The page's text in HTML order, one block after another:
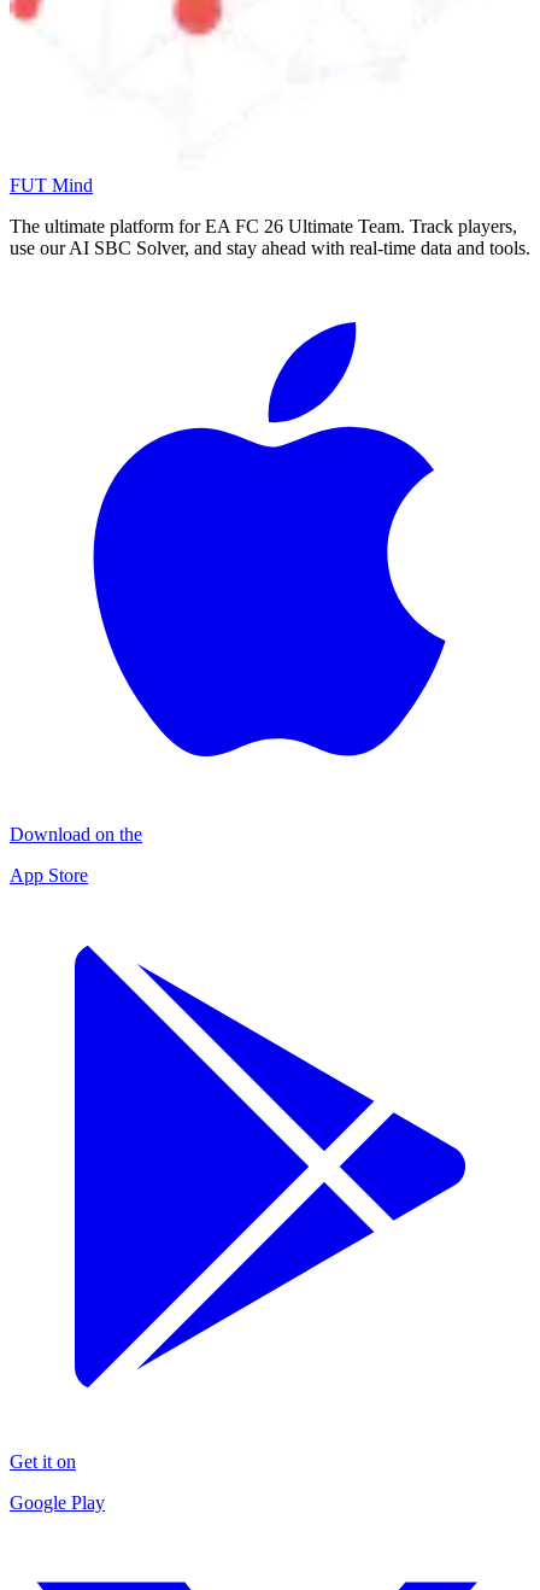
FUT Mind
The ultimate platform for EA FC 26 Ultimate Team. Track players,
use our AI SBC Solver, and stay ahead with real-time data and tools.
Download on the
App Store
Get it on
Google Play